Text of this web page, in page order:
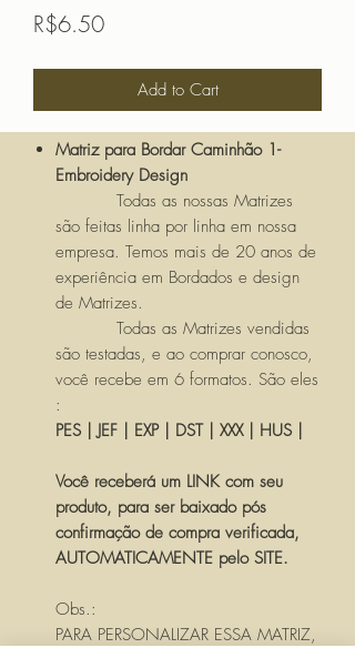
R$6.50Price
Add to Cart
Matriz para Bordar Caminhão 1-
Embroidery Design
Todas as nossas Matrizes
são feitas linha por linha em nossa
empresa. Temos mais de 20 anos de
experiência em Bordados e design
de Matrizes.
Todas as Matrizes vendidas
são testadas, e ao comprar conosco,
você recebe em 6 formatos. São eles
:
PES | JEF | EXP | DST | XXX | HUS |
Você receberá um LINK com seu
produto, para ser baixado pós
confirmação de compra verificada,
AUTOMATICAMENTE pelo SITE.
Obs.:
PARA PERSONALIZAR ESSA MATRIZ,